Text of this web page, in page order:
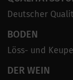
Deutscher
BODEN
Löss- und
DER WEIN